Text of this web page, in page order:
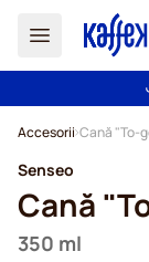
Accesorii Cană "To-
Senseo
Cană
350 ml